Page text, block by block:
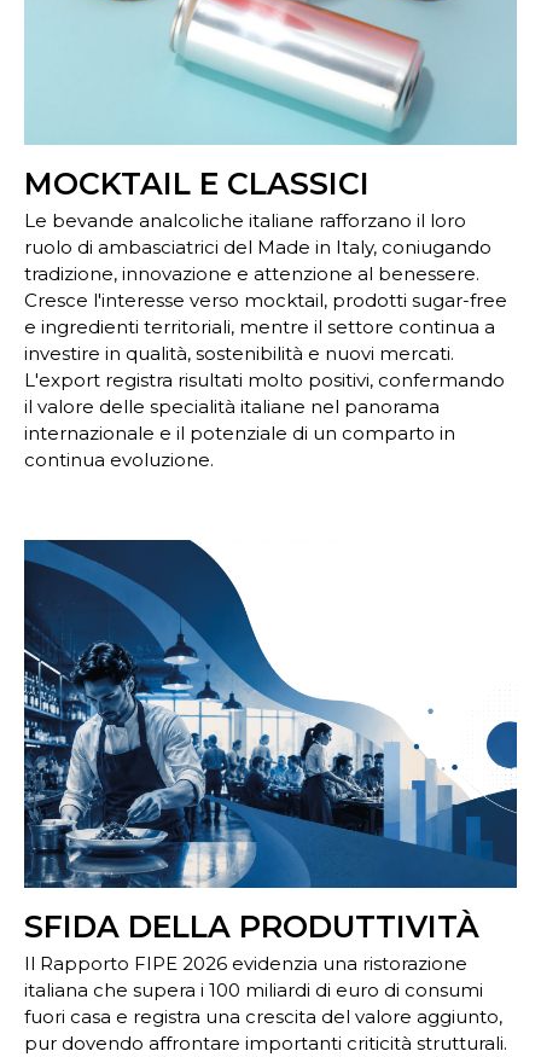
MOCKTAIL E CLASSICI
Le bevande analcoliche italiane rafforzano il loro
ruolo di ambasciatrici del Made in Italy, coniugando
tradizione, innovazione e attenzione al benessere.
Cresce l'interesse verso mocktail, prodotti sugar-free
e ingredienti territoriali, mentre il settore continua a
investire in qualità, sostenibilità e nuovi mercati.
L'export registra risultati molto positivi, confermando
il valore delle specialità italiane nel panorama
internazionale e il potenziale di un comparto in
continua evoluzione.
SFIDA DELLA PRODUTTIVITÀ
Il Rapporto FIPE 2026 evidenzia una ristorazione
italiana che supera i 100 miliardi di euro di consumi
fuori casa e registra una crescita del valore aggiunto,
pur dovendo affrontare importanti criticità strutturali.